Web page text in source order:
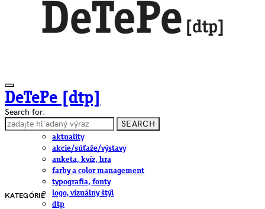
DeTePe [dtp]
ČLÁNKY
aktuality
akcie/súťaže/výstavy
anketa, kvíz, hra
farby a color management
typografia, fonty
logo, vizuálny štýl
dtp
Search for:
SEARCH
KATEGÓRIE